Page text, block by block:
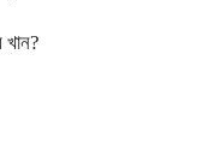
খান?